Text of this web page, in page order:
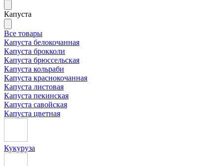
Капуста
Все товары
Капуста белокочанная
Капуста брокколи
Капуста брюссельская
Капуста кольраби
Капуста краснокочанная
Капуста листовая
Капуста пекинская
Капуста савойская
Капуста цветная
Кукуруза